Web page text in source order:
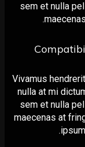
sem et
Vivamus
nulla at
sem et
maecenas